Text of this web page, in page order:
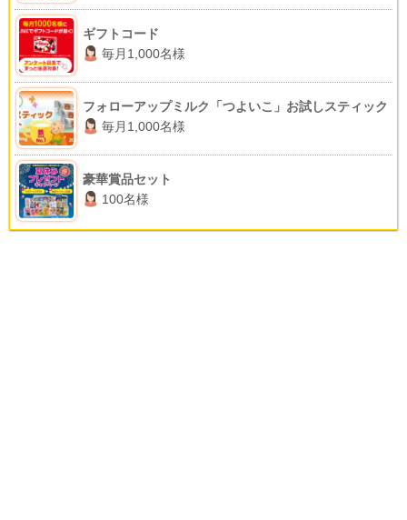
ギフトコード
毎月1,000名様
フォローアップミルク「つよいこ」お試しスティック
毎月1,000名様
豪華賞品セット
100名様